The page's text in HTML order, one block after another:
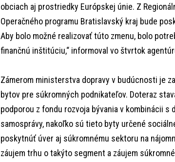
obciach aj prostriedky Európskej únie. Z
Operačného programu Bratislavský kraj bude
Aby bolo možné realizovať túto zmenu, bolo
finančnú inštitúciu,“ informoval vo štvrtok
Zámerom ministerstva dopravy v budúcnosti je
bytov pre súkromných podnikateľov. Doteraz
podporou z fondu rozvoja bývania v kombinácii
samosprávy, nakoľko sú tieto byty určené
poskytnúť úver aj súkromnému sektoru na
záujem trhu o takýto segment a záujem